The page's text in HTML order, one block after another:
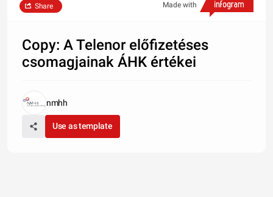
Made with
Share
Copy: A Telenor előfizetéses
csomagjainak ÁHK értékei
nmhh
Use as template